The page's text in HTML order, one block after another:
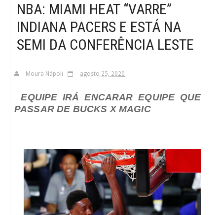
NBA: MIAMI HEAT “VARRE”
INDIANA PACERS E ESTÁ NA
SEMI DA CONFERÊNCIA LESTE
Moura Nápoli agosto 25, 2020
EQUIPE IRÁ ENCARAR EQUIPE QUE
PASSAR DE BUCKS X MAGIC